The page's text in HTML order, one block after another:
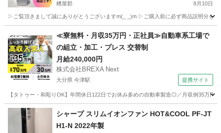
糟屋郡 8月10日
▷ご覧頂きまして誠にありがとうございますm(_ _)m ▷ご購入前に必ず商品説明分
キッチン家電
≪寮無料・月収35万円・正社員≫自動車系工場で
の組立・加工・プレス 交替制
月給240,000円
株式会社BREXA Next
大分県 今津駅 提携サイト
【タトゥー・和彫りOK】年間休日122日でお休み多めの自動車製造◎／月収例35万
大分 中津市 その他
シャープ スリムイオンファン HOT&COOL PF-JT
H1-N 2022年製